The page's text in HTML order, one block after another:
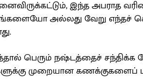
இந்த அபராத
அல்லது வேறு எந்தச்
பெரும் நஷ்டத்தைச் சந்திக்க
முறையான கணக்குகளைப்